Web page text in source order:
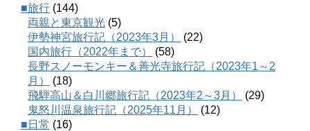
■旅行 (144)
両親と東京観光 (5)
伊勢神宮旅行記（2023年3月）
(22)
国内旅行（2022年まで）
(58)
長野スノーモンキー＆善光寺旅行記（2023年1～2
月）
(18)
飛騨高山＆白川郷旅行記（2023年2～3月）
(29)
鬼怒川温泉旅行記（2025年11月）
(12)
■日常 (16)